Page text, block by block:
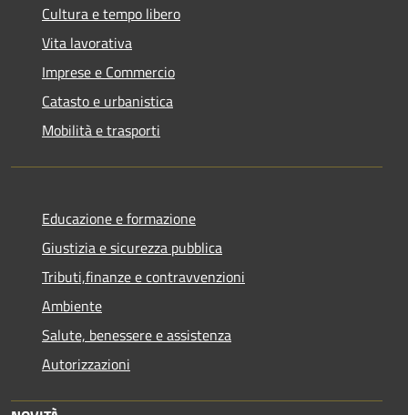
Cultura e tempo libero
Vita lavorativa
Imprese e Commercio
Catasto e urbanistica
Mobilità e trasporti
Educazione e formazione
Giustizia e sicurezza pubblica
Tributi,finanze e contravvenzioni
Ambiente
Salute, benessere e assistenza
Autorizzazioni